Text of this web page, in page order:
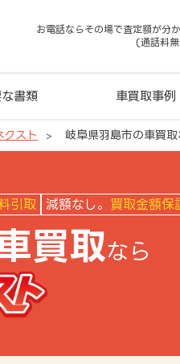
お電話ならその場で査定額が分
(通話料
書類 車買取事例
クスト 岐阜県羽島市の車買取
引取 減額なし。 買取金額保
買取なら